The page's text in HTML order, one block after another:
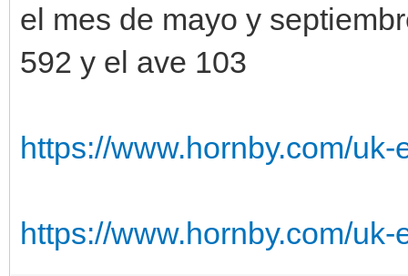
el mes de mayo y
592 y el ave 103
https://www.hornby.com/
https://www.hornby.com/